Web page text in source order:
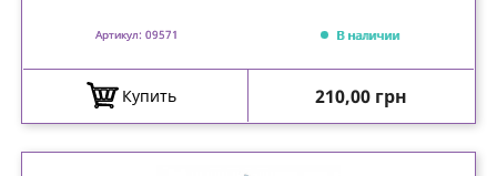
Артикул: 09571 В наличии
Купить Цена
210,00 грн